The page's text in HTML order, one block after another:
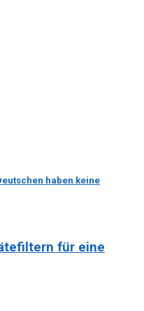
haben keine
für eine